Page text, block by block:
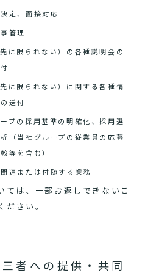
定、面接対応
管理
に限られない）の各種説明会の
に限られない）に関する各種情
送付
プの採用基準の明確化、採用選
（当社グループの従業員の応募
等を含む）
連または付随する業務
は、一部お返しできないこ
ださい。
者への提供・共同